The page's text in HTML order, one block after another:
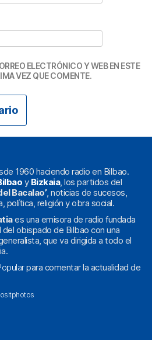
ELECTRÓNICO Y WEB EN ESTE
VEZ QUE COMENTE.
1960 haciendo radio en Bilbao.
y Bizkaia, los partidos del
Bacalao’, noticias de sucesos,
política, religión y obra social.
es una emisora de radio fundada
obispado de Bilbao con una
que va dirigida a todo el
para comentar la actualidad de